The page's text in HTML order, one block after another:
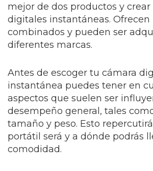
mejor de dos productos y crear
digitales instantáneas. Ofrecen
combinados y pueden ser
diferentes marcas.
Antes de escoger tu cámara
instantánea puedes tener en
aspectos que suelen ser
desempeño general, tales
tamaño y peso. Esto
portátil será y a dónde podrás
comodidad.